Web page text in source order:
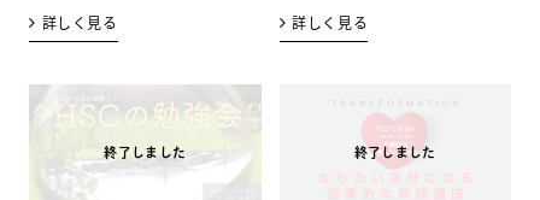
詳しく見る 詳しく見る